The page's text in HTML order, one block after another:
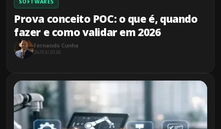
Prova conceito POC: o que é, quando
fazer e como validar em 2026
Fernando Cunha
26/03/2026